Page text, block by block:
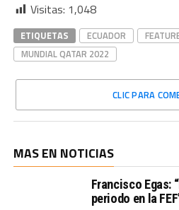
Visitas: 1,048
ETIQUETAS ECUADOR
MUNDIAL QATAR 2022
CLIC PARA
MAS EN NOTICIAS
Francisco Egas:
periodo en la